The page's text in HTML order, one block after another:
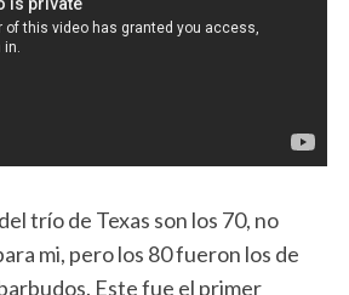
trío de Texas son los 70, no
mi, pero los 80 fueron los de
Este fue el primer